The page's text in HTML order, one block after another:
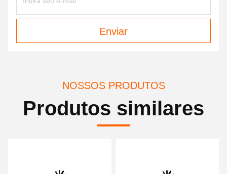
Enviar
NOSSOS PRODUTOS
Produtos similares